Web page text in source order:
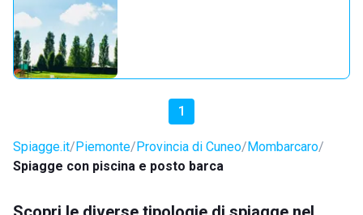
1
Spiagge.it Piemonte Provincia di Cuneo Mombarcaro
Spiagge con piscina e posto barca